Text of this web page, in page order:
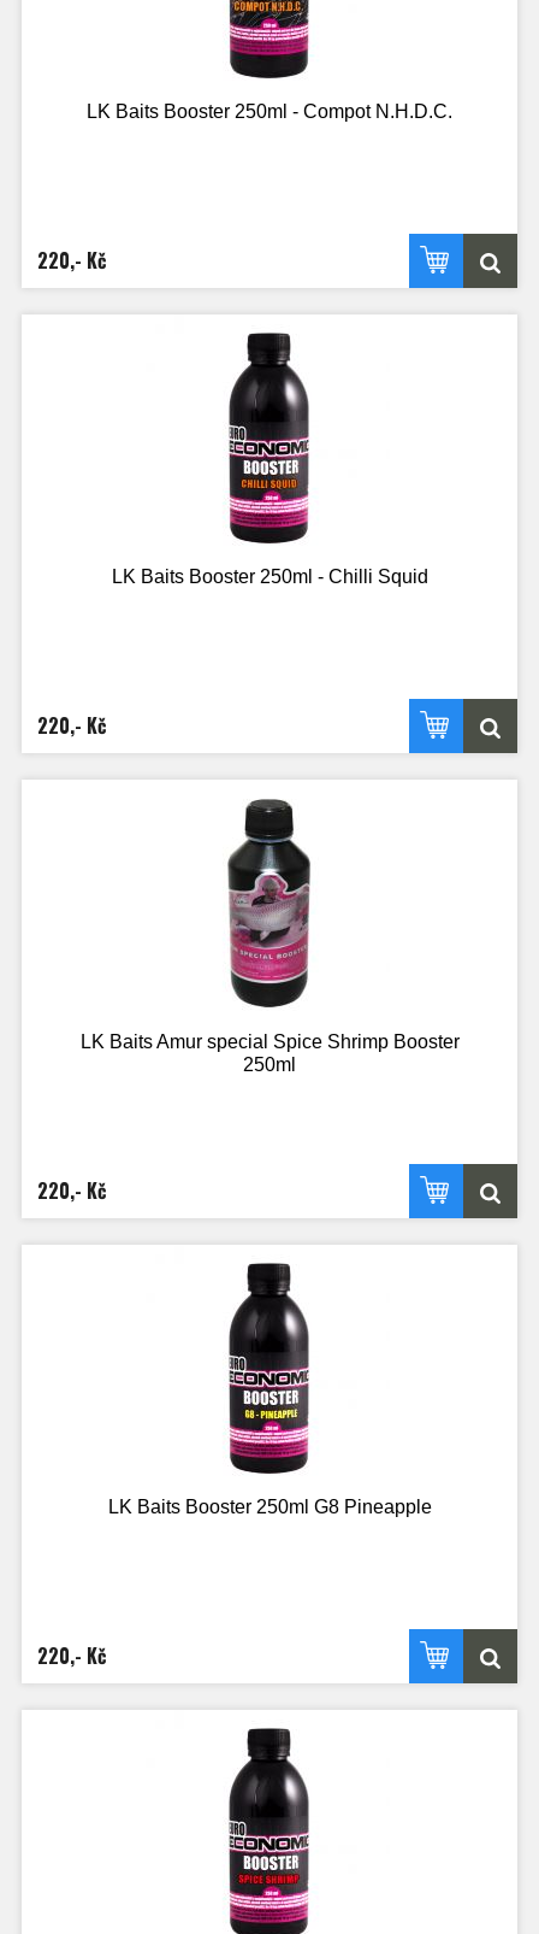
LK Baits Booster 250ml - Compot N.H.D.C.
220,- Kč
LK Baits Booster 250ml - Chilli Squid
220,- Kč
LK Baits Amur special Spice Shrimp Booster
250ml
220,- Kč
LK Baits Booster 250ml G8 Pineapple
220,- Kč